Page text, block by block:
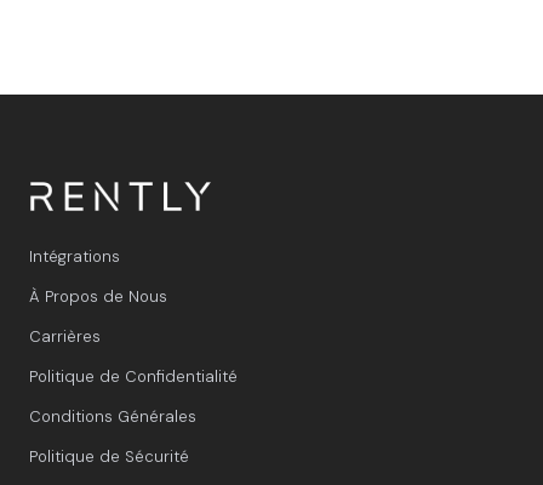
Intégrations
À Propos de Nous
Carrières
Politique de Confidentialité
Conditions Générales
Politique de Sécurité